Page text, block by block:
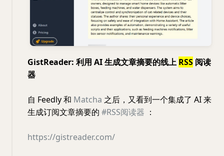
GistReader: 利用 AI 生成文章摘要的线上 RSS 阅读
器
自 Feedly 和 Matcha 之后，又看到一个集成了 AI 来
生成订阅文章摘要的 #RSS阅读器 ：
https://gistreader.com/